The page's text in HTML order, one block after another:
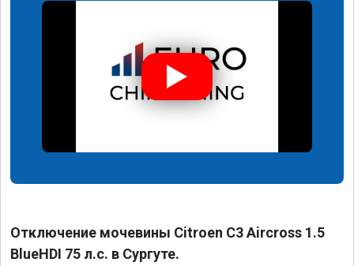
Отключение мочевины Citroen C3 Aircross 1.5
BlueHDI 75 л.с. в Сургуте.